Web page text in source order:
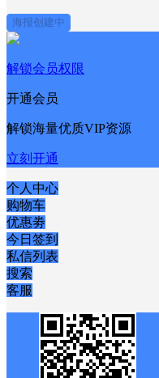
海报创建中
解锁会员权限
开通会员
解锁海量优质VIP资源
立刻开通
个人中心
购物车
优惠劵
今日签到
私信列表
搜索
客服